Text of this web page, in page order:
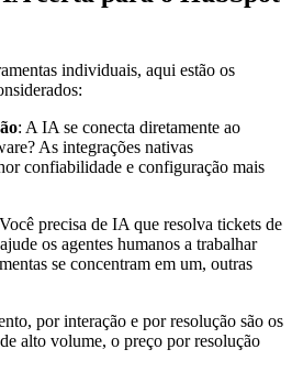
individuais, aqui estão os
: A IA se conecta diretamente ao
As integrações nativas
confiabilidade e configuração mais
precisa de IA que resolva tickets de
os agentes humanos a trabalhar
se concentram em um, outras
por interação e por resolução são os
alto volume, o preço por resolução